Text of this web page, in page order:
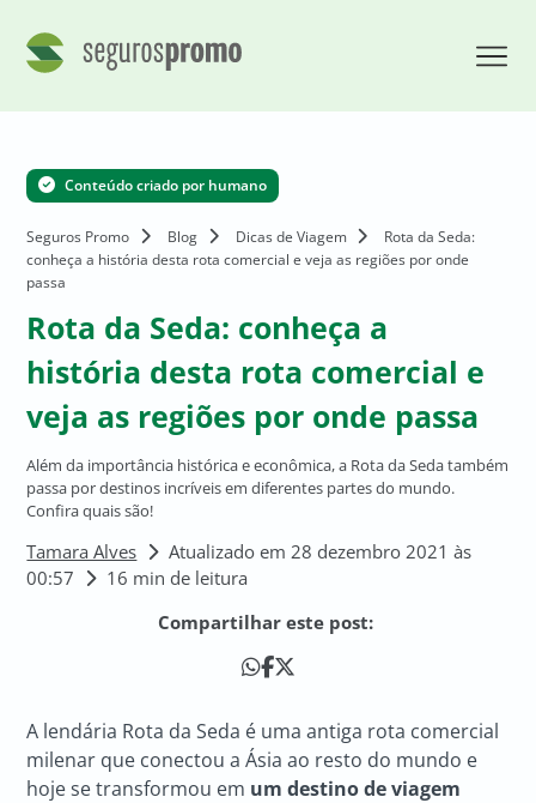
Conteúdo criado por humano
Seguros Promo Blog Dicas de Viagem
Rota da Seda:
conheça a história desta rota comercial e veja as regiões por onde
passa
Rota da Seda: conheça a
história desta rota comercial e
veja as regiões por onde passa
Além da importância histórica e econômica, a Rota da Seda também
passa por destinos incríveis em diferentes partes do mundo.
Confira quais são!
Tamara Alves
Atualizado em 28 dezembro 2021 às
00:57
16 min de leitura
Compartilhar este post:
A lendária Rota da Seda é uma antiga rota comercial
milenar que conectou a Ásia ao resto do mundo e
hoje se transformou em um destino de viagem